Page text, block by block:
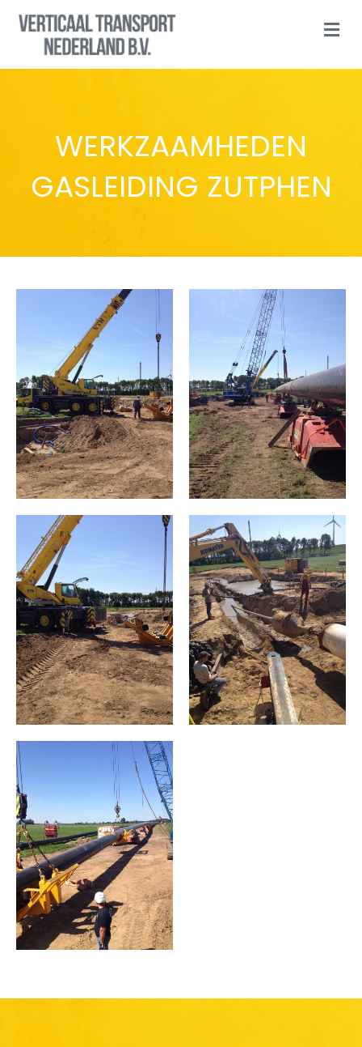
N
A
I
WERKZAAMHEDEN
GASLEIDING ZUTPHEN